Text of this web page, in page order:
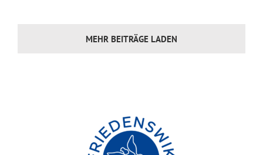
MEHR BEITRÄGE LADEN